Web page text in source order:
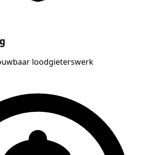
loodgieterswerk